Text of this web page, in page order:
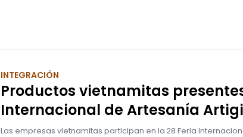
INTEGRACIÓN
Productos vietnamitas
Internacional de Artesanía
Las empresas vietnamitas participan en la 28 Feria